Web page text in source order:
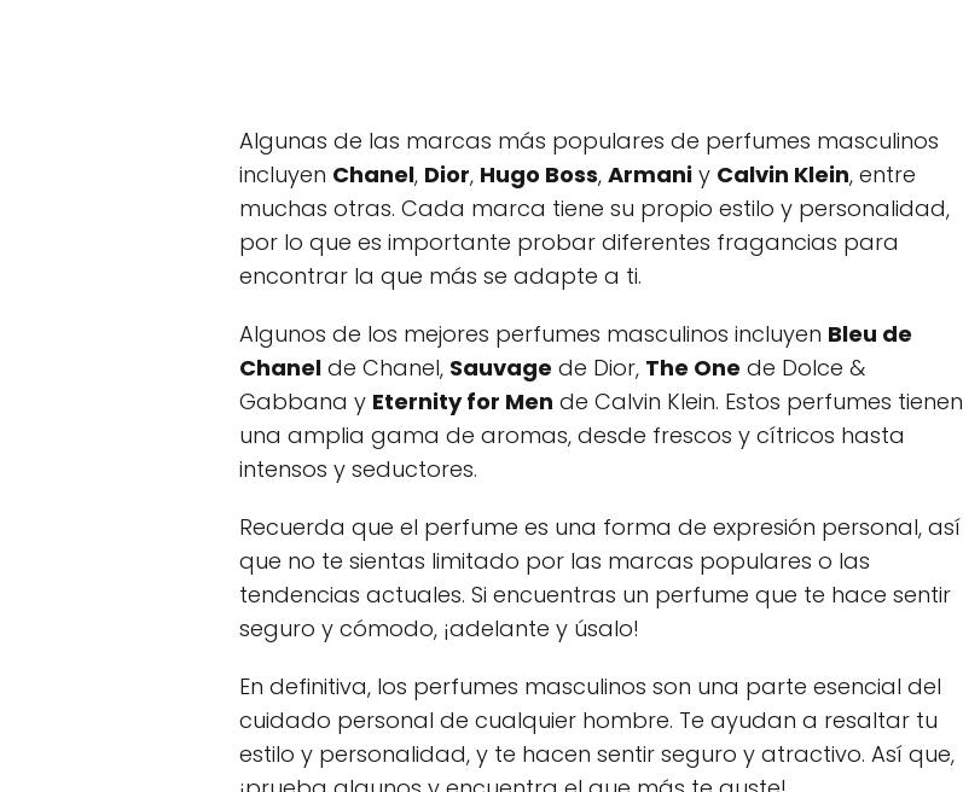
Algunas de las marcas más populares de perfumes masculinos
incluyen Chanel, Dior, Hugo Boss, Armani y Calvin Klein, entre
muchas otras. Cada marca tiene su propio estilo y personalidad,
por lo que es importante probar diferentes fragancias para
encontrar la que más se adapte a ti.
Algunos de los mejores perfumes masculinos incluyen Bleu de
Chanel de Chanel, Sauvage de Dior, The One de Dolce &
Gabbana y Eternity for Men de Calvin Klein. Estos perfumes tienen
una amplia gama de aromas, desde frescos y cítricos hasta
intensos y seductores.
Recuerda que el perfume es una forma de expresión personal, así
que no te sientas limitado por las marcas populares o las
tendencias actuales. Si encuentras un perfume que te hace sentir
seguro y cómodo, ¡adelante y úsalo!
En definitiva, los perfumes masculinos son una parte esencial del
cuidado personal de cualquier hombre. Te ayudan a resaltar tu
estilo y personalidad, y te hacen sentir seguro y atractivo. Así que,